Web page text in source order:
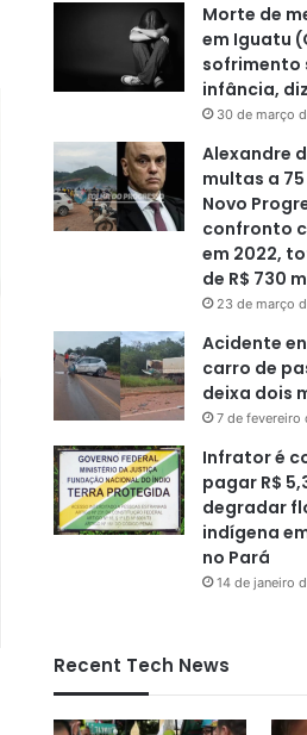
Morte de
em Iguatu
sofrimento
infância,
30 de março
Alexandre
multas a
Novo
confronto
em 2022,
de R$ 730
23 de março
Acidente
carro de
deixa dois
7 de fevereiro
Infrator é
pagar R$
degradar
indígena
no Pará
14 de janeiro
Recent Tech News